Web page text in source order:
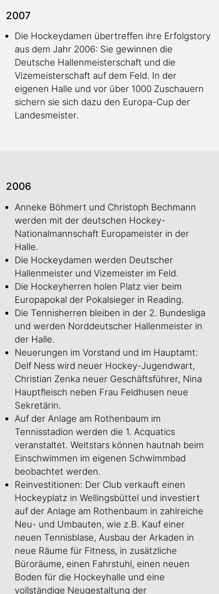
2007
Die Hockeydamen übertreffen ihre Erfolgstory
aus dem Jahr 2006: Sie gewinnen die
Deutsche Hallenmeisterschaft und die
Vizemeisterschaft auf dem Feld. In der
eigenen Halle und vor über 1000 Zuschauern
sichern sie sich dazu den Europa-Cup der
Landesmeister.
2006
Anneke Böhmert und Christoph Bechmann
werden mit der deutschen Hockey-
Nationalmannschaft Europameister in der
Halle.
Die Hockeydamen werden Deutscher
Hallenmeister und Vizemeister im Feld.
Die Hockeyherren holen Platz vier beim
Europapokal der Pokalsieger in Reading.
Die Tennisherren bleiben in der 2. Bundesliga
und werden Norddeutscher Hallenmeister in
der Halle.
Neuerungen im Vorstand und im Hauptamt:
Delf Ness wird neuer Hockey-Jugendwart,
Christian Zenka neuer Geschäftsführer, Nina
Hauptfleisch neben Frau Feldhusen neue
Sekretärin.
Auf der Anlage am Rothenbaum im
Tennisstadion werden die 1. Acquatics
veranstaltet. Weltstars können hautnah beim
Einschwimmen im eigenen Schwimmbad
beobachtet werden.
Reinvestitionen: Der Club verkauft einen
Hockeyplatz in Wellingsbüttel und investiert
auf der Anlage am Rothenbaum in zahlreiche
Neu- und Umbauten, wie z.B. Kauf einer
neuen Tennisblase, Ausbau der Arkaden in
neue Räume für Fitness, in zusätzliche
Büroräume, einen Fahrstuhl, einen neuen
Boden für die Hockeyhalle und eine
vollständige Neugestaltung der